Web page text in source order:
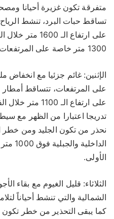
متفرقة تكون غزيرة أحيانا
تساقط حبات البرد، تنشط الرياح
على ارتفاع الـ
1300 متر خاصة على المرتفعات الشمالية.
الإثنين: غائم جزئيا مع
على المرتفعات، تتساقط
على ارتفاع الـ 1100 متر خلال الفترة الصباحية، يتحسن
تدريجا اعتبارا من الظهر مع
نحذر من تكون الجليد ومن خطر
الأولى.
الثلاثاء: قليل الغيوم مع بقاء
كما يبقى التحذير من خطر